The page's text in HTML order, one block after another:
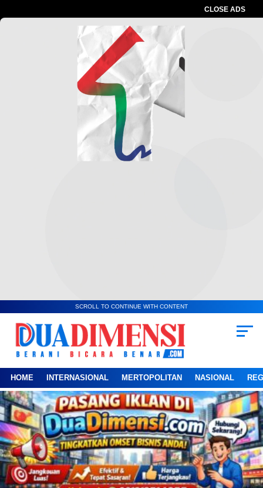
CLOSE ADS
SCROLL TO CONTINUE WITH CONTENT
HOME INTERNASIONAL MERTOPOLITAN NASIONAL
Advertesment